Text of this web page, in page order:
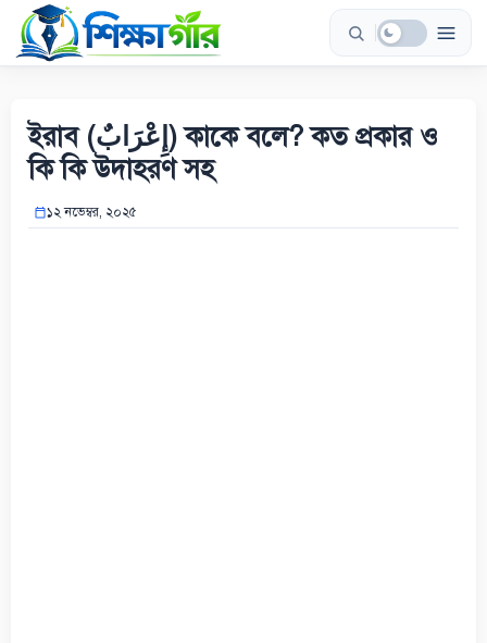
Skip
content
ইরাব (إِعْرَابٌ) কাকে বলে? কত প্রকার ও
কি কি উদাহরণ সহ
১২ নভেম্বর, ২০২৫